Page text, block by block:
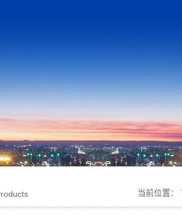
当前位置：